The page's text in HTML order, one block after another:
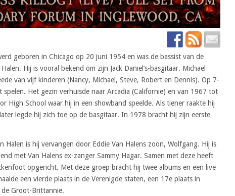
geboren in Chicago op 20 juni 1954 en was de bassist van de
Hij is vooral bekend om zijn Jack Daniel’s-basgitaar. Michael
van vijf kinderen (Nancy, Michael, Steve, Robert en Dennis). Op 7-
Het gezin verhuisde naar Arcadia (Californië) en van 1967 tot
High School waar hij in een showband speelde. Als tiener raakte hij
legde hij zich toe op de basgitaar. In 1978 bracht hij zijn eerste
Halen is hij vervangen door Eddie Van Halens zoon, Wolfgang. Hij is
met Van Halens ex-zanger Sammy Hagar. Samen met deze heeft
opgericht. Met deze groep bracht hij twee albums en een live
een vierde plaats in de Verenigde staten, een 17e plaats in
Groot-Brittannië.